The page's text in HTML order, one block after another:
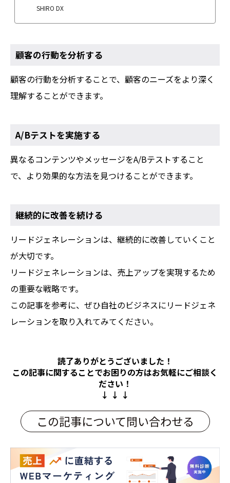
SHIRO DX
顧客の行動を分析する
顧客の行動を分析することで、顧客のニーズをより深く
理解することができます。
A/Bテストを実施する
異なるコンテンツやメッセージをA/Bテストすること
で、より効果的な方法を見つけることができます。
継続的に改善を続ける
リードジェネレーションは、継続的に改善していくこと
が大切です。
リードジェネレーションは、売上アップを実現するため
の重要な戦略です。
この記事を参考に、ぜひ自社のビジネスにリードジェネ
レーションを取り入れてみてください。
読了ありがとうございました！
この記事に関することでお困りの方はお気軽にご相談く
ださい！
↓ ↓ ↓
この記事について問い合わせる